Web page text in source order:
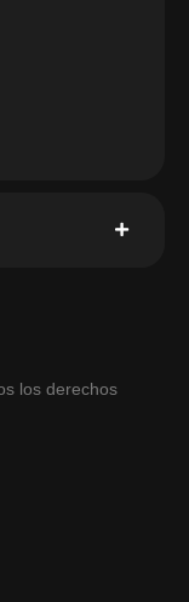
los derechos